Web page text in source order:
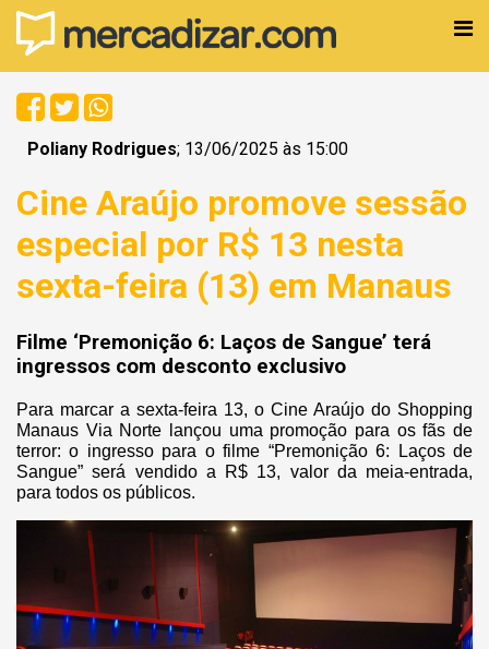
Poliany Rodrigues; 13/06/2025 às 15:00
Cine Araújo promove sessão
especial por R$ 13 nesta
sexta-feira (13) em Manaus
Filme ‘Premonição 6: Laços de Sangue’ terá
ingressos com desconto exclusivo
Para marcar a sexta-feira 13, o Cine Araújo do Shopping
Manaus Via Norte lançou uma promoção para os fãs de
terror: o ingresso para o filme “Premonição 6: Laços de
Sangue” será vendido a R$ 13, valor da meia-entrada,
para todos os públicos.